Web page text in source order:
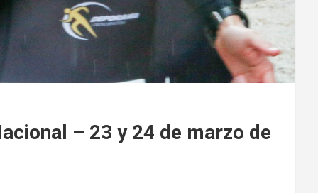
– 23 y 24 de marzo de